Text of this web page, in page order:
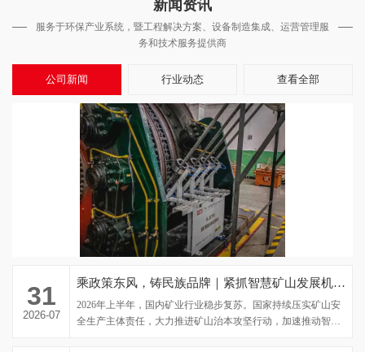
新闻资讯
服务于环保产业系统，暨工程解决方案、设备制造集成、运营管理服
务和技术服务提供商
公司新闻 行业动态 查看全部
31
2026-07
乘政策东风，铸民族品牌｜紧抓智慧矿山发展机遇，泰斯特探伤业绩稳步攀升
2026年上半年，国内矿业行业稳步复苏。国家持续压实矿山安
全生产主体责任，大力推进矿山治本攻坚行动，加速推动智慧